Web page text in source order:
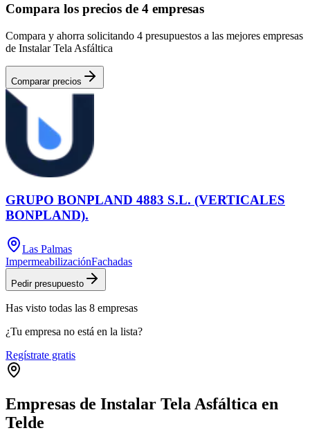
Compara los precios de 4 empresas
Compara y ahorra solicitando 4 presupuestos a las mejores empresas
de Instalar Tela Asfáltica
Comparar precios
GRUPO BONPLAND 4883 S.L. (VERTICALES
BONPLAND).
Las Palmas
ImpermeabilizaciónFachadas
Pedir presupuesto
Has visto todas las 8 empresas
¿Tu empresa no está en la lista?
Regístrate gratis
Empresas de Instalar Tela Asfáltica en
Telde